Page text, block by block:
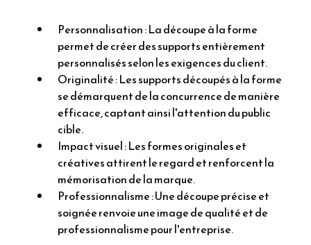
Personnalisation : La découpe à la forme
permet de créer des supports entièrement
personnalisés selon les exigences du client.
Originalité : Les supports découpés à la forme
se démarquent de la concurrence de manière
efficace, captant ainsi l'attention du public
cible.
Impact visuel : Les formes originales et
créatives attirent le regard et renforcent la
mémorisation de la marque.
Professionnalisme : Une découpe précise et
soignée renvoie une image de qualité et de
professionnalisme pour l'entreprise.